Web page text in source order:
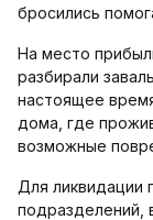
бросились
На место
разбирали
настоящее
дома, где
возможные
Для ликвидации
подразделений,